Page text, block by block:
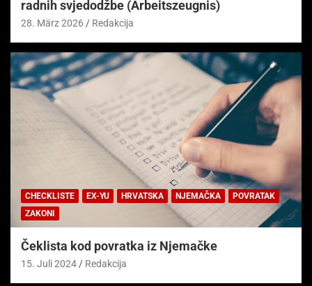
radnih svjedodžbe (Arbeitszeugnis)
28. März 2026 Redakcija
CHECKLISTE EX-YU HRVATSKA NJEMAČKA
POVRATAK
ZAKONI
Čeklista kod povratka iz Njemačke
15. Juli 2024 Redakcija